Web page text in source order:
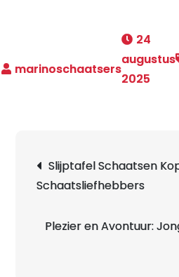
24
augustus
2025
Slijptafel Schaatsen
Schaatsliefhebbers
Plezier en Avontuur: